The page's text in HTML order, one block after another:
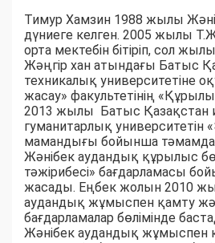
Тимур Хамзин 1988 жылы
дүниеге келген. 2005 жылы
орта мектебін бітіріп, сол
Жәңгір хан атындағы Батыс
техникалық университетіне
жасау» факультетінің
2013 жылы Батыс Қазақстан
гуманитарлық университетін
мамандығы бойынша
Жәнібек аудандық құрылыс
тәжірибесі» бағдарламасы
жасады. Еңбек жолын 2010
аудандық жұмыспен қамту
бағдарламалар бөлімінде
Жәнібек аудандық жұмыспен